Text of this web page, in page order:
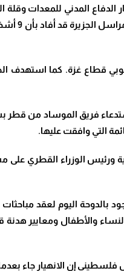
المدني للمعدات وقلة
وكان
قطاع غزة.
استدعاء فريق الموساد من
التي وافقت عليها.
بالدوحة اليوم لعقد
والأطفال ومعايير هدنة
إن الانهيار جاء